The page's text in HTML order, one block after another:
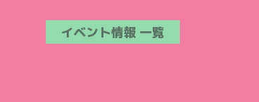
イベント情報 一覧